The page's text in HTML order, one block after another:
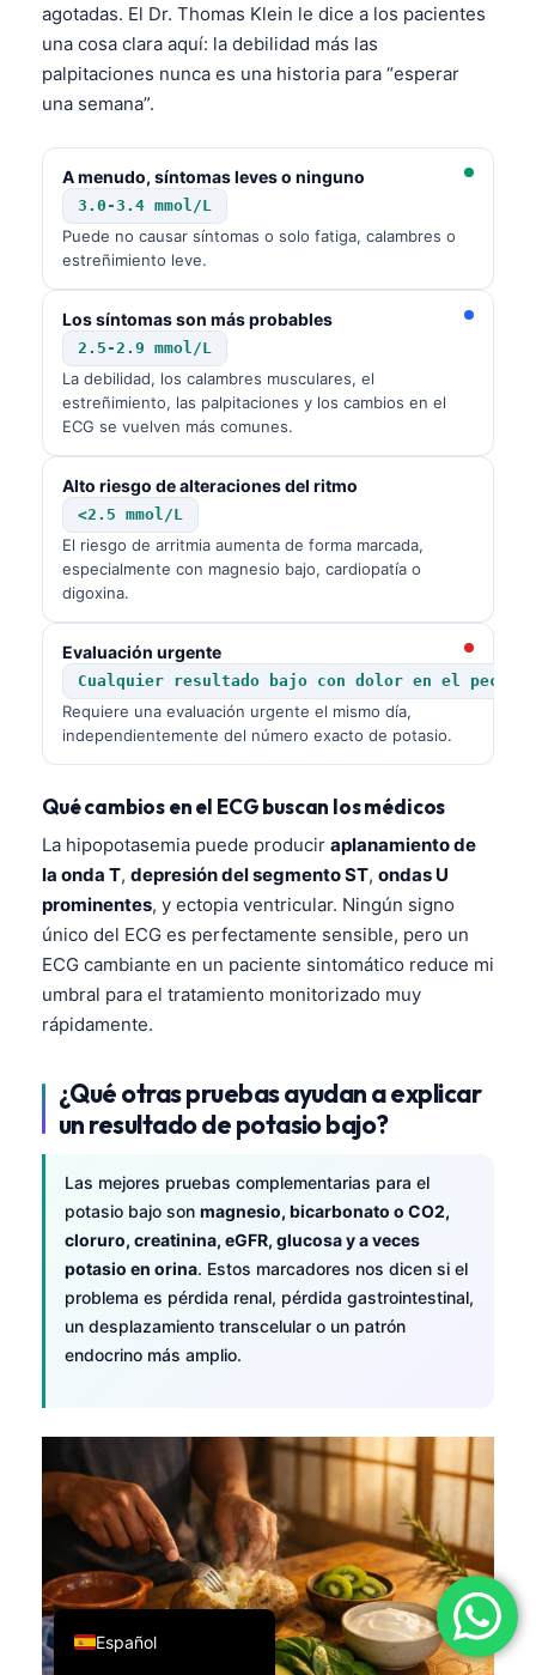
agotadas. El Dr. Thomas Klein le dice a los pacientes
una cosa clara aquí: la debilidad más las
palpitaciones nunca es una historia para “esperar
una semana”.
A menudo, síntomas leves o ninguno
3.0-3.4 mmol/L
Puede no causar síntomas o solo fatiga, calambres o
estreñimiento leve.
Los síntomas son más probables
2.5-2.9 mmol/L
La debilidad, los calambres musculares, el
estreñimiento, las palpitaciones y los cambios en el
ECG se vuelven más comunes.
Alto riesgo de alteraciones del ritmo
<2.5 mmol/L
El riesgo de arritmia aumenta de forma marcada,
especialmente con magnesio bajo, cardiopatía o
digoxina.
Evaluación urgente
Cualquier resultado bajo con dolor en el
Requiere una evaluación urgente el mismo día,
independientemente del número exacto de potasio.
Qué cambios en el ECG buscan los médicos
La hipopotasemia puede producir aplanamiento de
la onda T, depresión del segmento ST, ondas U
prominentes, y ectopia ventricular. Ningún signo
único del ECG es perfectamente sensible, pero un
ECG cambiante en un paciente sintomático reduce mi
umbral para el tratamiento monitorizado muy
rápidamente.
¿Qué otras pruebas ayudan a explicar
un resultado de potasio bajo?
Las mejores pruebas complementarias para el
potasio bajo son magnesio, bicarbonato o CO2,
cloruro, creatinina, eGFR, glucosa y a veces
potasio en orina. Estos marcadores nos dicen si el
problema es pérdida renal, pérdida gastrointestinal,
un desplazamiento transcelular o un patrón
endocrino más amplio.
Español
English
Deutsch
العربية
Français
Português
Ελληνικά
Türkçe
Română
简体中文
Български
Dansk
हिन्दी
Bahasa Indonesia
Հայերեն
Íslenska
Српски језик
Svenska
Azərbaycan dili
Eesti
日本語
ქართული
Русский
Lietuvių kalba
Polski
Slovenščina
Magyar
বাংলা
اردو
मराठी
தமிழ்
ગુજરાતી
ಕನ್ನಡ